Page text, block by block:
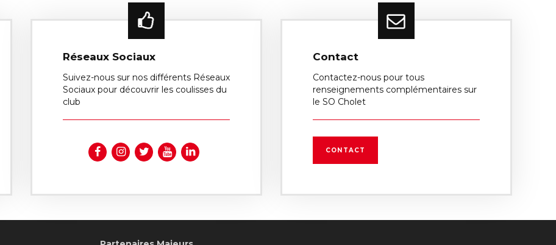
Réseaux Sociaux
Suivez-nous sur nos différents Réseaux
Sociaux pour découvrir les coulisses du
club
Contact
Contactez-nous pour tous
renseignements complémentaires sur
le SO Cholet
CONTACT